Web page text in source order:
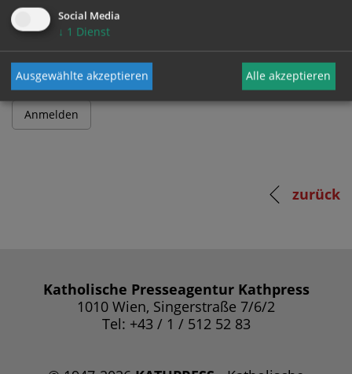
Passwort
zurück
Katholische Presseagentur Kathpress
1010 Wien, Singerstraße 7/6/2
Tel: +43 / 1 / 512 52 83
Social Media
↓ 1 Dienst
Ausgewählte akzeptieren Alle akzeptieren